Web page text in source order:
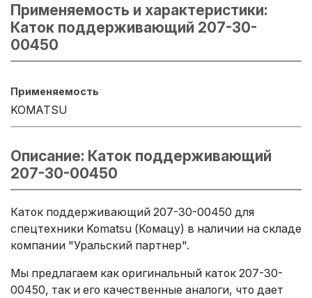
Применяемость и характеристики:
Каток поддерживающий 207-30-
00450
Применяемость
KOMATSU
Описание: Каток поддерживающий
207-30-00450
Каток поддерживающий 207-30-00450 для
спецтехники Komatsu (Комацу) в наличии на складе
компании "Уральский партнер".
Мы предлагаем как оригинальный каток 207-30-
00450, так и его качественные аналоги, что дает